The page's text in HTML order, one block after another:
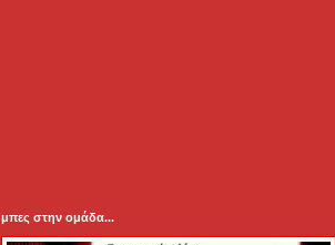
μπες στην ομάδα...